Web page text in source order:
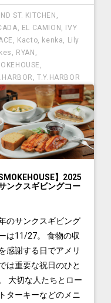
ST. KITCHEN ,
, EL CAMION ,
IVY
, Kacto, kenka, Lily
, RYAN ,
,
,T.Y.HARBOR
, TYSONS
SMOKEHOUSE】2025
ンクスギビングコー
のサンクスギビング
は11/27。 食物の収
感謝する日でアメリ
は重要な祝日のひと
大切な人たちとロー
ターキーなどのメニ